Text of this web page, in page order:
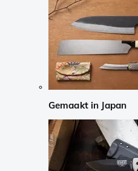
Gemaakt in Japan